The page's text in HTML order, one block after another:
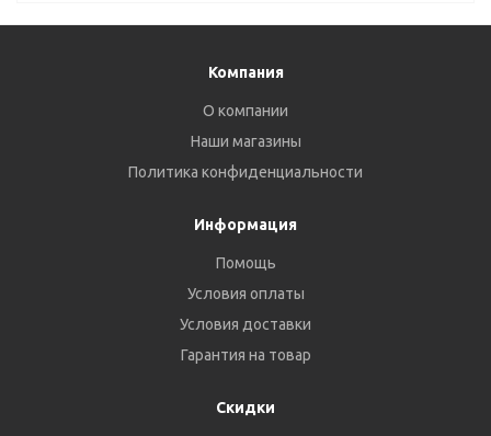
Компания
О компании
Наши магазины
Политика конфиденциальности
Информация
Помощь
Условия оплаты
Условия доставки
Гарантия на товар
Скидки